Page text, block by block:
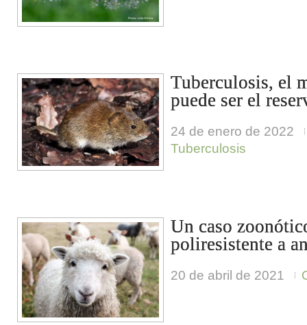
Tuberculosis, el
puede ser el
24 de enero de 2022
Tuberculosis
Un caso
poliresistente a
20 de abril de 2021